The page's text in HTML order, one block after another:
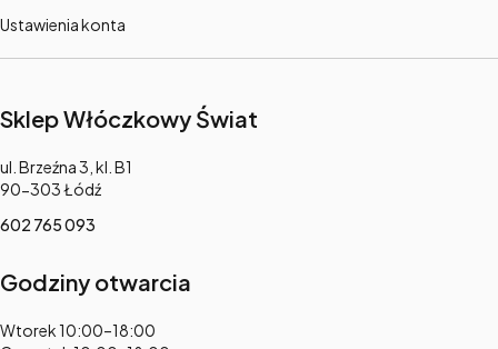
Ustawienia konta
Sklep Włóczkowy Świat
Adres:
ul. Brzeźna 3, kl. B1
90-303 Łódź
602 765 093
Godziny otwarcia
Adres:
Wtorek 10:00–18:00